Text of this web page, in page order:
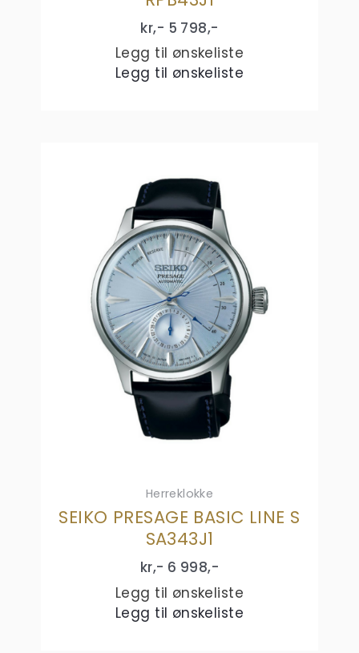
kr,- 5 798,-
Legg til ønskeliste
Legg til ønskeliste
Herreklokke
SEIKO PRESAGE BASIC LINE S
SA343J1
kr,- 6 998,-
Legg til ønskeliste
Legg til ønskeliste